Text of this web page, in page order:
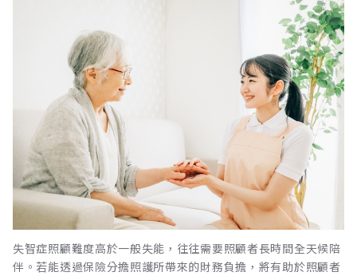
失智症照顧難度高於一般失能，往往需要照顧者長時間全天候陪
伴。若能透過保險分擔照護所帶來的財務負擔，將有助於照顧者